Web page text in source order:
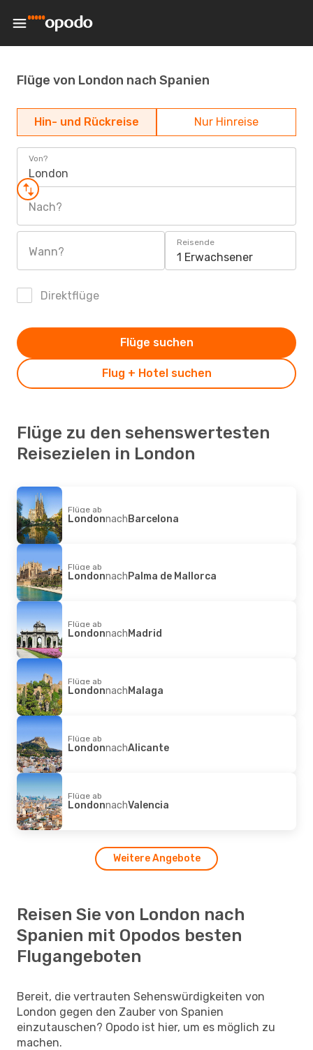
Flüge von London nach Spanien
Hin- und Rückreise Nur Hinreise
Von?
London
Nach?
Wann?
Reisende
1 Erwachsener
Direktflüge
Flug + Hotel suchen
Flüge suchen
Flüge zu den sehenswertesten
Reisezielen in London
Flüge ab
LondonnachBarcelona
Flüge ab
LondonnachPalma de Mallorca
Flüge ab
LondonnachMadrid
Flüge ab
LondonnachMalaga
Flüge ab
LondonnachAlicante
Flüge ab
LondonnachValencia
Weitere Angebote
Reisen Sie von London nach
Spanien mit Opodos besten
Flugangeboten
Bereit, die vertrauten Sehenswürdigkeiten von
London gegen den Zauber von Spanien
einzutauschen? Opodo ist hier, um es möglich zu
machen.